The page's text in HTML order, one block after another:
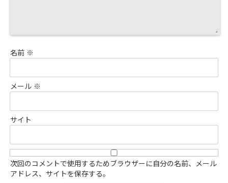
名前 ※
メール ※
サイト
次回のコメントで使用するためブラウザーに自分の名前、メール
アドレス、サイトを保存する。